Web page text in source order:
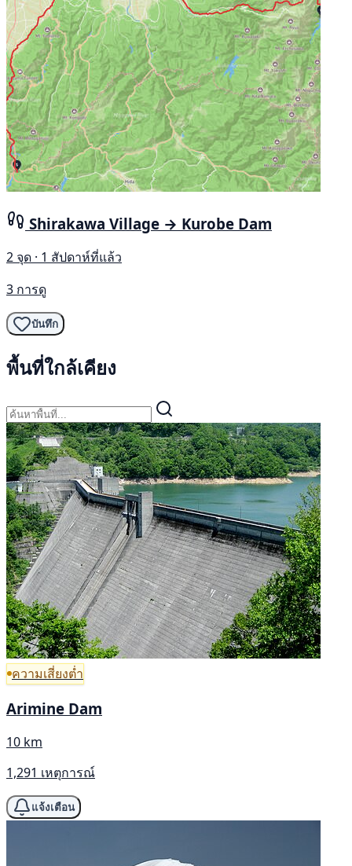
Shirakawa Village → Kurobe Dam
2 จุด · 1 สัปดาห์ที่แล้ว
3 การดู
บันทึก
พื้นที่ใกล้เคียง
ความเสี่ยงต่ำ
Arimine Dam
10 km
1,291 เหตุการณ์
แจ้งเตือน